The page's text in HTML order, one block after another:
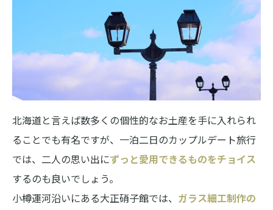
北海道と言えば数多くの個性的なお土産を手に入れられ
ることでも有名ですが、一泊二日のカップルデート旅行
では、二人の思い出にずっと愛用できるものをチョイス
するのも良いでしょう。
小樽運河沿いにある大正硝子館では、 ガラス細工制作の